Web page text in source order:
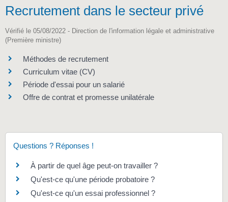
Recrutement dans le secteur privé
Vérifié le 05/08/2022 - Direction de l'information légale et administrative
(Première ministre)
Méthodes de recrutement
Curriculum vitae (CV)
Période d'essai pour un salarié
Offre de contrat et promesse unilatérale
Questions ? Réponses !
À partir de quel âge peut-on travailler ?
Qu'est-ce qu'une période probatoire ?
Qu'est-ce qu'un essai professionnel ?